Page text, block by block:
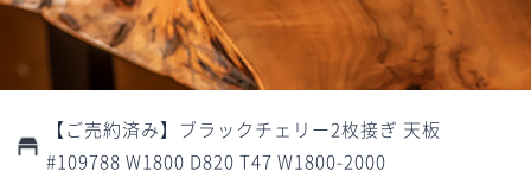
【ご売約済み】ブラックチェリー2枚接ぎ 天板
#109788 W1800 D820 T47 W1800-2000